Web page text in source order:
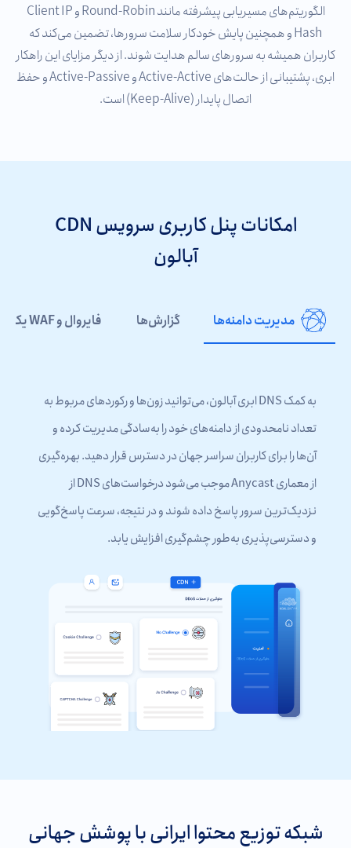
الگوریتم‌های مسیریابی پیشرفته مانند Round-Robin و Client IP
Hash و همچنین پایش خودکار سلامت سرورها، تضمین می‌کند که
کاربران همیشه به سرورهای سالم هدایت شوند. از دیگر مزایای این راهکار
ابری، پشتیبانی از حالت‌های Active-Active و Active-Passive و حفظ
اتصال پایدار (Keep-Alive) است.
امکانات پنل کاربری سرویس CDN
آبالون
مدیریت دامنه‌ها گزارش‌ها فایروال و WAF یکپارچه
به کمک DNS ابری آبالون، می‌توانید زون‌ها و رکوردهای مربوط به
تعداد نامحدودی از دامنه‌های خود را به‌سادگی مدیریت کرده و
آن‌ها را برای کاربران سراسر جهان در دسترس قرار دهید. بهره‌گیری
از معماری Anycast موجب می‌شود درخواست‌های DNS از
نزدیک‌ترین سرور پاسخ داده شوند و در نتیجه، سرعت پاسخ‌گویی
و دسترسی‌پذیری به‌طور چشم‌گیری افزایش یابد.
شبکه توزیع محتوا ایرانی با پوشش جهانی